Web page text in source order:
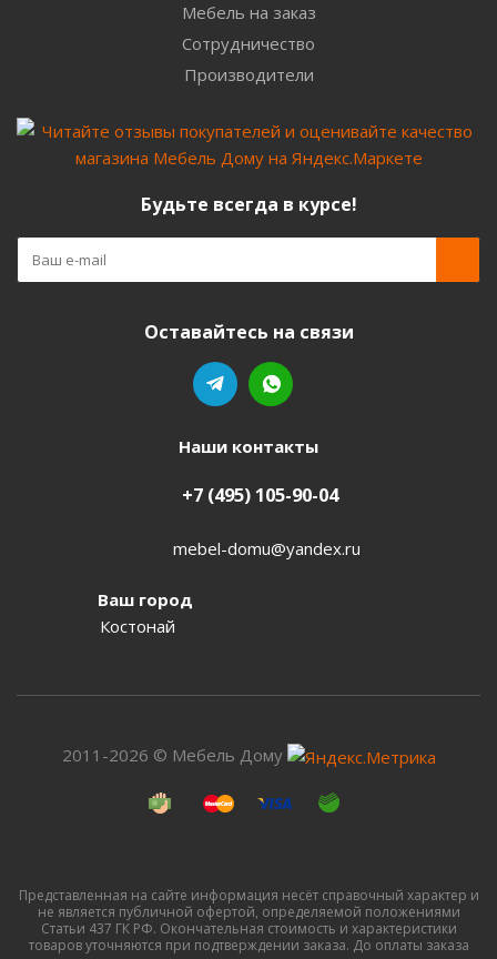
Мебель на заказ
Сотрудничество
Производители
Будьте всегда в курсе!
Оставайтесь на связи
Наши контакты
+7 (495) 105-90-04
mebel-domu@yandex.ru
Ваш город
Костонай
2011-2026 © Мебель Дому
Представленная на сайте информация несёт справочный характер и
не является публичной офертой, определяемой положениями
Статьи 437 ГК РФ. Окончательная стоимость и характеристики
товаров уточняются при подтверждении заказа. До оплаты заказа